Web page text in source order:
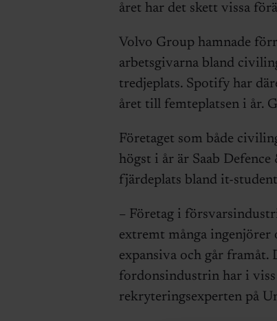
året har det skett vissa
Volvo Group hamnade
arbetsgivarna bland
tredjeplats. Spotify har
året till femteplatsen i år.
Företaget som både
högst i år är Saab
fjärdeplats bland it-
– Företag i
extremt många ingenjörer
expansiva och går
fordonsindustrin har i
rekryteringsexperten på